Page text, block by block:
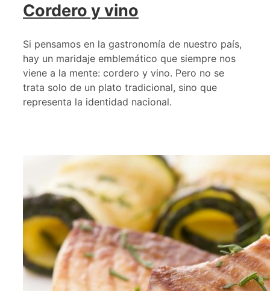
Cordero y vino
Si pensamos en la gastronomía de nuestro país,
hay un maridaje emblemático que siempre nos
viene a la mente: cordero y vino. Pero no se
trata solo de un plato tradicional, sino que
representa la identidad nacional.